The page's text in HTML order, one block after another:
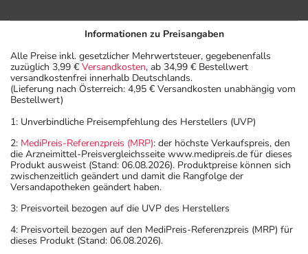
Informationen zu Preisangaben
Alle Preise inkl. gesetzlicher Mehrwertsteuer, gegebenenfalls
zuzüglich 3,99 € Versandkosten, ab 34,99 € Bestellwert
versandkostenfrei innerhalb Deutschlands.
(Lieferung nach Österreich: 4,95 € Versandkosten unabhängig vom
Bestellwert)
1: Unverbindliche Preisempfehlung des Herstellers (UVP)
2: MediPreis-Referenzpreis (MRP): der höchste Verkaufspreis, den
die Arzneimittel-Preisvergleichsseite www.medipreis.de für dieses
Produkt ausweist (Stand: 06.08.2026). Produktpreise können sich
zwischenzeitlich geändert und damit die Rangfolge der
Versandapotheken geändert haben.
3: Preisvorteil bezogen auf die UVP des Herstellers
4: Preisvorteil bezogen auf den MediPreis-Referenzpreis (MRP) für
dieses Produkt (Stand: 06.08.2026).